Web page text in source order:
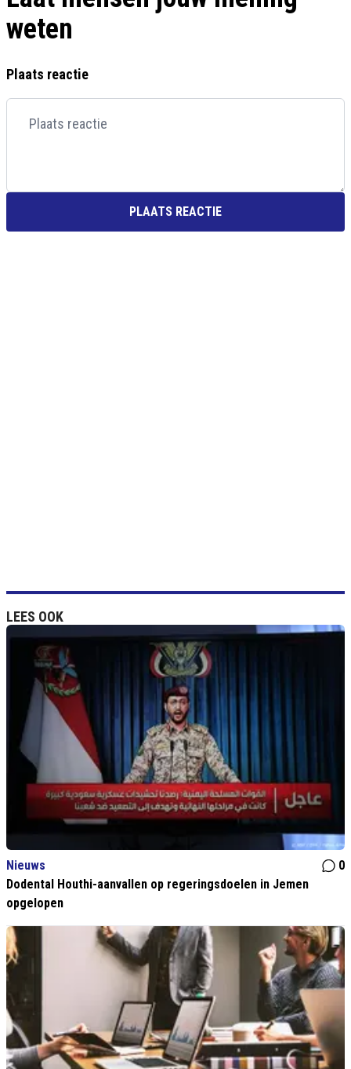
weten
Plaats reactie
PLAATS REACTIE
LEES OOK
Nieuws
0
Dodental Houthi-aanvallen op regeringsdoelen in Jemen
opgelopen